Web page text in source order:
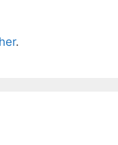
.